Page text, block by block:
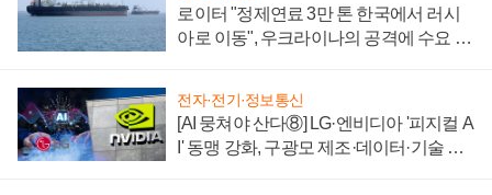
로이터 "정제연료 3만 톤 한국에서 러시
아로 이동", 우크라이나의 공격에 수요 늘
전자·전기·정보통신
[AI 뭉쳐야 산다⑧] LG·엔비디아 '피지컬 A
I' 동맹 강화, 구광모 제조·데이터·기술 결